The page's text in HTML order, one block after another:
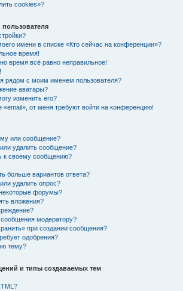
cookies»?
имени в списке «Кто сейчас на конференции»?
время!
время всё равно неправильное!
рядом с моим именем пользователя?
аватары?
изменить его?
«email», от меня требуют войти на конференцию!
или сообщение?
удалить сообщение?
к своему сообщению?
больше вариантов ответа?
удалить опрос?
форумы?
вложения?
модератору?
при создании сообщения?
одобрения?
тему?
и типы создаваемых тем